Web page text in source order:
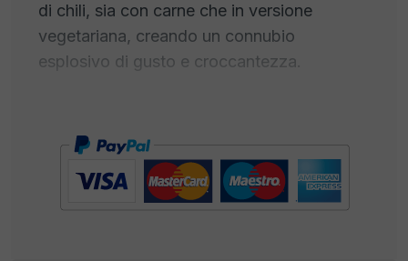
di chili, sia con carne che in versione
vegetariana, creando un connubio
esplosivo di gusto e croccantezza.
delizioso abbraccio tra il chili fumante e i
tuoi ingredienti preferiti. Che tu sia un
appassionato di carne saporita o un amante